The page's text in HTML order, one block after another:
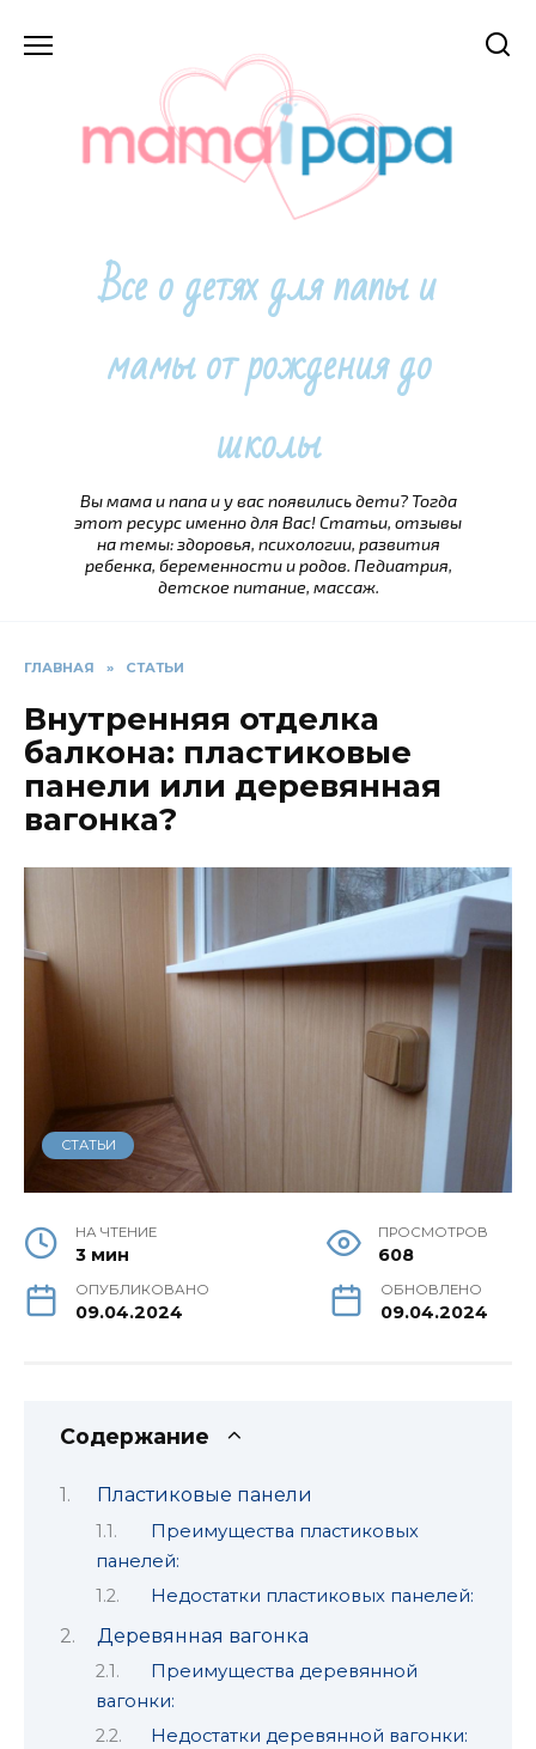
Все о детях для папы и
мамы от рождения до
школы
Вы мама и папа и у вас появились дети? Тогда
этот ресурс именно для Вас! Статьи, отзывы
на темы: здоровья, психологии, развития
ребенка, беременности и родов. Педиатрия,
детское питание, массаж.
ГЛАВНАЯ » СТАТЬИ
Внутренняя отделка
балкона: пластиковые
панели или деревянная
вагонка?
СТАТЬИ
НА ЧТЕНИЕ
3 мин
ПРОСМОТРОВ
608
ОПУБЛИКОВАНО
09.04.2024
ОБНОВЛЕНО
09.04.2024
Содержание
Пластиковые панели
Преимущества пластиковых
панелей:
Недостатки пластиковых панелей:
Деревянная вагонка
Преимущества деревянной
вагонки:
Недостатки деревянной вагонки: